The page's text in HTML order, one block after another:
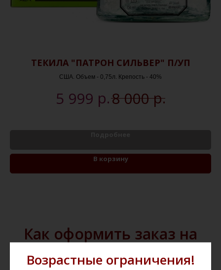
Возрастные ограничения!
ТЕКИЛА "ПАТРОН СИЛЬВЕР" П/УП
США. Объем - 0,75л. Крепость - 40%
5 999 р.8 000р.
В корзину
Как оформить заказ на